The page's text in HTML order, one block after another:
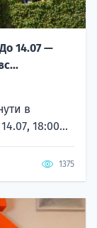
14.07 —
в
18:00...
1375